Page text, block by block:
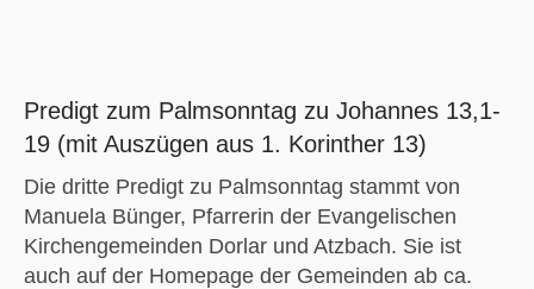
Predigt zum Palmsonntag zu Johannes 13,1-
19 (mit Auszügen aus 1. Korinther 13)
Die dritte Predigt zu Palmsonntag stammt von
Manuela Bünger, Pfarrerin der Evangelischen
Kirchengemeinden Dorlar und Atzbach. Sie ist
auch auf der Homepage der Gemeinden ab ca.